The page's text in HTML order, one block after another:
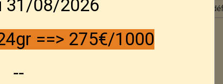
31/08/2026
==> 275€/1000
--